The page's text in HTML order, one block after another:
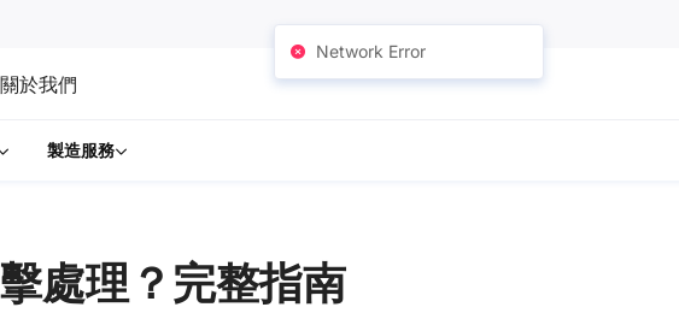
關於我們
製造服務
處理？完整指南
Network Error